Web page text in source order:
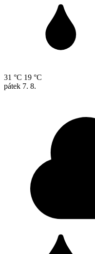
31 °C 19 °C
pátek 7. 8.